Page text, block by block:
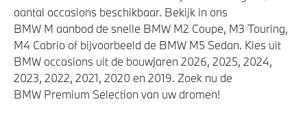
aantal occasions beschikbaar. Bekijk in ons
BMW M aanbod de snelle BMW M2 Coupe, M3 Touring,
M4 Cabrio of bijvoorbeeld de BMW M5 Sedan. Kies uit
BMW occasions uit de bouwjaren 2026, 2025, 2024,
2023, 2022, 2021, 2020 en 2019. Zoek nu de
BMW Premium Selection van uw dromen!